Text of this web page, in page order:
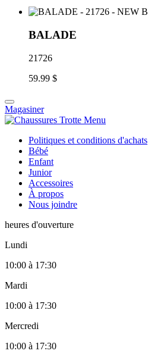
BALADE
21726
59.99 $
Magasiner
Politiques et conditions d'achats
Bébé
Enfant
Junior
Accessoires
À propos
Nous joindre
heures d'ouverture
Lundi
10:00 à 17:30
Mardi
10:00 à 17:30
Mercredi
10:00 à 17:30